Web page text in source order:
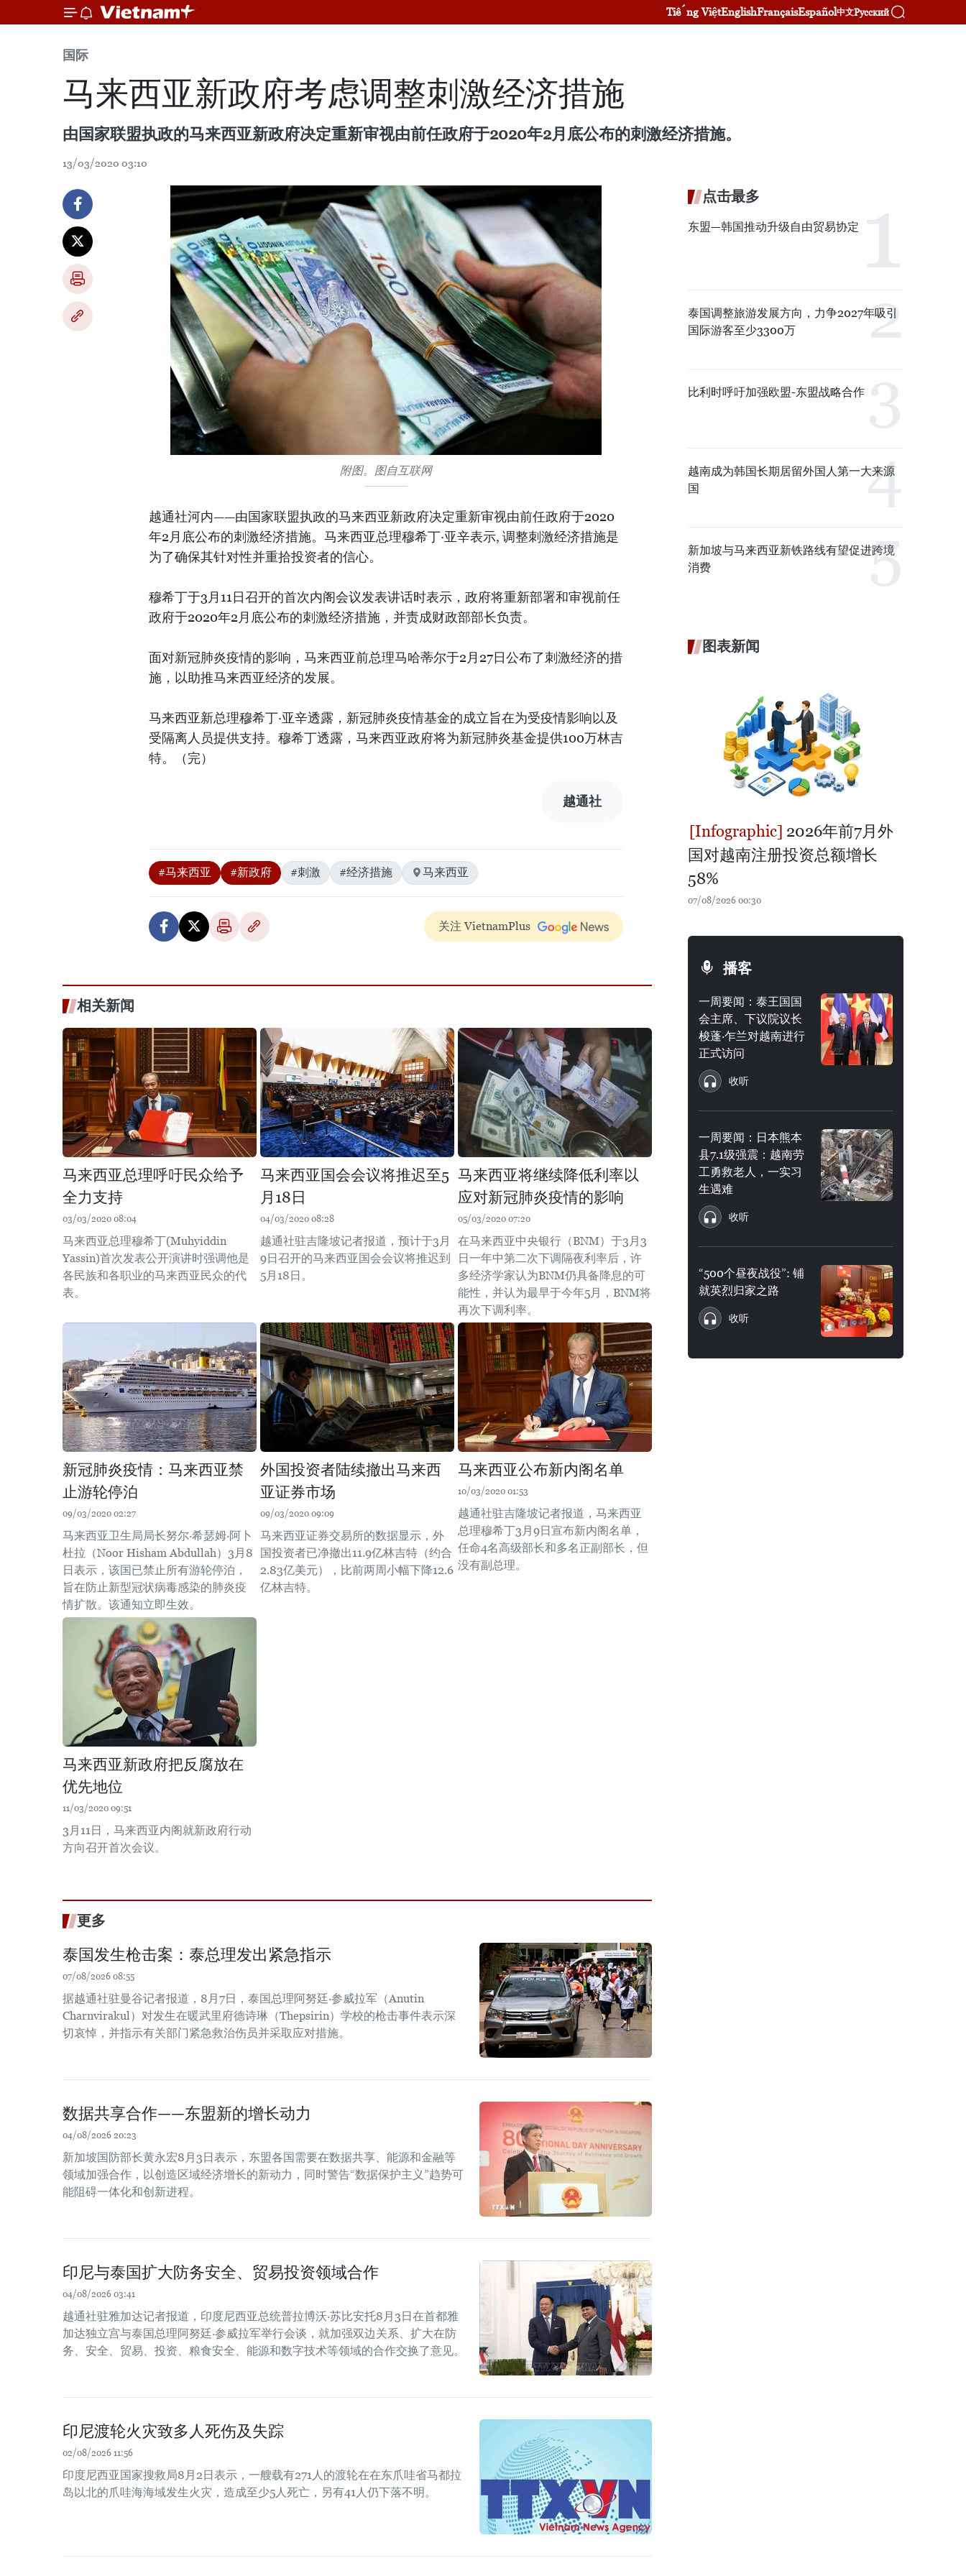
Tiếng ViệtEnglishFrançaisEspañol中文Русский
国际
马来西亚新政府考虑调整刺激经济措施
由国家联盟执政的马来西亚新政府决定重新审视由前任政府于2020年2月底公布的刺激经济措施。
13/03/2020 03:10
附图。图自互联网
越通社河内——由国家联盟执政的马来西亚新政府决定重新审视由前任政府于2020
年2月底公布的刺激经济措施。马来西亚总理穆希丁·亚辛表示, 调整刺激经济措施是
为了确保其针对性并重拾投资者的信心。
穆希丁于3月11日召开的首次内阁会议发表讲话时表示，政府将重新部署和审视前任
政府于2020年2月底公布的刺激经济措施，并责成财政部部长负责。
面对新冠肺炎疫情的影响，马来西亚前总理马哈蒂尔于2月27日公布了刺激经济的措
施，以助推马来西亚经济的发展。
马来西亚新总理穆希丁·亚辛透露，新冠肺炎疫情基金的成立旨在为受疫情影响以及
受隔离人员提供支持。穆希丁透露，马来西亚政府将为新冠肺炎基金提供100万林吉
特。（完）
越通社
#马来西亚 #新政府 #刺激 #经济措施 马来西亚
关注 VietnamPlus
相关新闻
马来西亚总理呼吁民众给予
全力支持
03/03/2020 08:04
马来西亚总理穆希丁(Muhyiddin
Yassin)首次发表公开演讲时强调他是
各民族和各职业的马来西亚民众的代
表。
马来西亚国会会议将推迟至5
月18日
04/03/2020 08:28
越通社驻吉隆坡记者报道，预计于3月
9日召开的马来西亚国会会议将推迟到
5月18日。
马来西亚将继续降低利率以
应对新冠肺炎疫情的影响
05/03/2020 07:20
在马来西亚中央银行（BNM）于3月3
日一年中第二次下调隔夜利率后，许
多经济学家认为BNM仍具备降息的可
能性，并认为最早于今年5月，BNM将
再次下调利率。
新冠肺炎疫情：马来西亚禁
止游轮停泊
09/03/2020 02:27
马来西亚卫生局局长努尔·希瑟姆·阿卜
杜拉（Noor Hisham Abdullah）3月8
日表示，该国已禁止所有游轮停泊，
旨在防止新型冠状病毒感染的肺炎疫
情扩散。该通知立即生效。
外国投资者陆续撤出马来西
亚证券市场
09/03/2020 09:09
马来西亚证券交易所的数据显示，外
国投资者已净撤出11.9亿林吉特（约合
2.83亿美元），比前两周小幅下降12.6
亿林吉特。
马来西亚公布新内阁名单
10/03/2020 01:53
越通社驻吉隆坡记者报道，马来西亚
总理穆希丁3月9日宣布新内阁名单，
任命4名高级部长和多名正副部长，但
没有副总理。
马来西亚新政府把反腐放在
优先地位
11/03/2020 09:51
3月11日，马来西亚内阁就新政府行动
方向召开首次会议。
更多
泰国发生枪击案：泰总理发出紧急指示
07/08/2026 08:55
据越通社驻曼谷记者报道，8月7日，泰国总理阿努廷·参威拉军（Anutin
Charnvirakul）对发生在暖武里府德诗琳（Thepsirin）学校的枪击事件表示深
切哀悼，并指示有关部门紧急救治伤员并采取应对措施。
数据共享合作——东盟新的增长动力
04/08/2026 20:23
新加坡国防部长黄永宏8月3日表示，东盟各国需要在数据共享、能源和金融等
领域加强合作，以创造区域经济增长的新动力，同时警告“数据保护主义”趋势可
能阻碍一体化和创新进程。
印尼与泰国扩大防务安全、贸易投资领域合作
04/08/2026 03:41
越通社驻雅加达记者报道，印度尼西亚总统普拉博沃·苏比安托8月3日在首都雅
加达独立宫与泰国总理阿努廷·参威拉军举行会谈，就加强双边关系、扩大在防
务、安全、贸易、投资、粮食安全、能源和数字技术等领域的合作交换了意见。
印尼渡轮火灾致多人死伤及失踪
02/08/2026 11:56
印度尼西亚国家搜救局8月2日表示，一艘载有271人的渡轮在在东爪哇省马都拉
岛以北的爪哇海海域发生火灾，造成至少5人死亡，另有41人仍下落不明。
点击最多
东盟—韩国推动升级自由贸易协定
泰国调整旅游发展方向，力争2027年吸引
国际游客至少3300万
比利时呼吁加强欧盟-东盟战略合作
越南成为韩国长期居留外国人第一大来源
国
新加坡与马来西亚新铁路线有望促进跨境
消费
图表新闻
2026年前7月外
国对越南注册投资总额增长
58%
07/08/2026 00:30
播客
一周要闻：泰王国国
会主席、下议院议长
梭蓬·乍兰对越南进行
正式访问
收听
一周要闻：日本熊本
县7.1级强震：越南劳
工勇救老人，一实习
生遇难
收听
“500个昼夜战役”: 铺
就英烈归家之路
收听